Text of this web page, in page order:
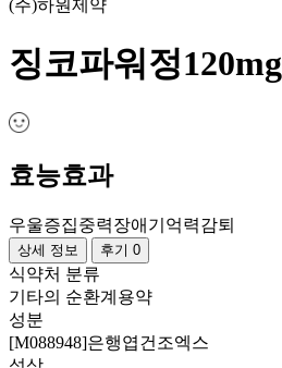
(주)하원제약
징코파워정120mg
효능효과
우울증집중력장애 기억력감퇴
상세 정보 후기 0
식약처 분류
기타의 순환계용약
성분
[M088948]은행엽건조엑스